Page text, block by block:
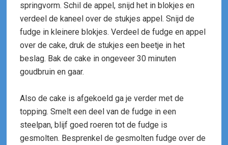
springvorm. Schil de appel, snijd het in blokjes en
verdeel de kaneel over de stukjes appel. Snijd de
fudge in kleinere blokjes. Verdeel de fudge en appel
over de cake, druk de stukjes een beetje in het
beslag. Bak de cake in ongeveer 30 minuten
goudbruin en gaar.
Also de cake is afgekoeld ga je verder met de
topping. Smelt een deel van de fudge in een
steelpan, blijf goed roeren tot de fudge is
gesmolten. Besprenkel de gesmolten fudge over de